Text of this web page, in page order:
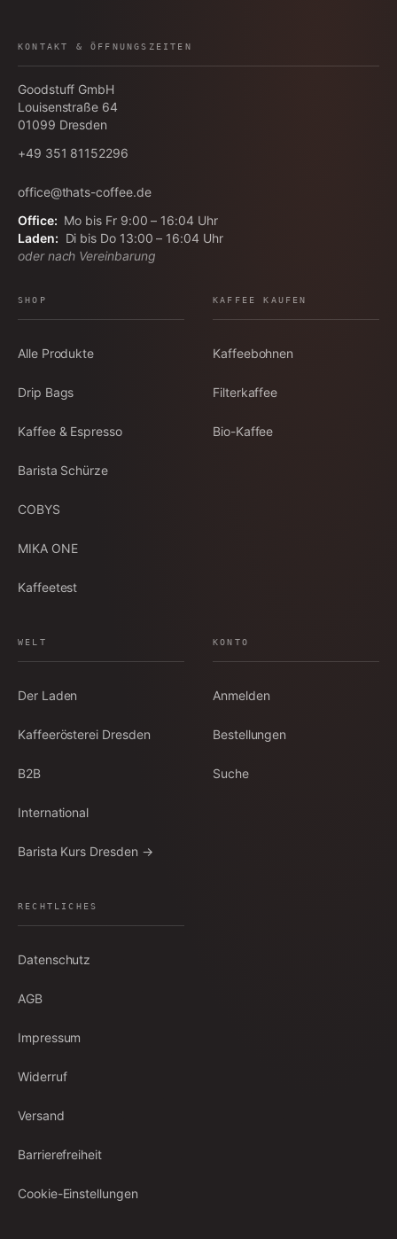
KONTAKT & ÖFFNUNGSZEITEN
Goodstuff GmbH
Louisenstraße 64
01099 Dresden
+49 351 81152296
office@thats-coffee.de
Office: Mo bis Fr 9:00 – 16:04 Uhr
Laden: Di bis Do 13:00 – 16:04 Uhr
oder nach Vereinbarung
SHOP
Alle Produkte
Drip Bags
Kaffee & Espresso
Barista Schürze
COBYS
MIKA ONE
Kaffeetest
KAFFEE KAUFEN
Kaffeebohnen
Filterkaffee
Bio-Kaffee
WELT
Der Laden
Kaffeerösterei Dresden
B2B
International
Barista Kurs Dresden →
KONTO
Anmelden
Bestellungen
Suche
RECHTLICHES
Datenschutz
AGB
Impressum
Widerruf
Versand
Barrierefreiheit
Cookie-Einstellungen